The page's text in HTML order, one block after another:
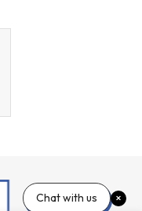
Chat with us